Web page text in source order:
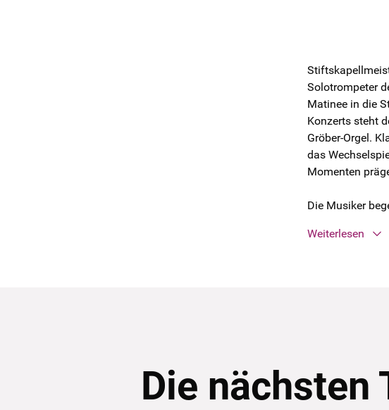
Solotrompeter
Matinee in die
Konzerts steht
Gröber-Orgel.
das
Momenten
Die Musiker
Weiterlesen
Die nächsten